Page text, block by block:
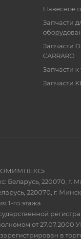
Навесное
Запчасти
Запчасти
CARRARO
Запчасти к
Запчасти
Беларусь, 220070, г.
220070, г.
1-го этажа
от 27.07.2000
в